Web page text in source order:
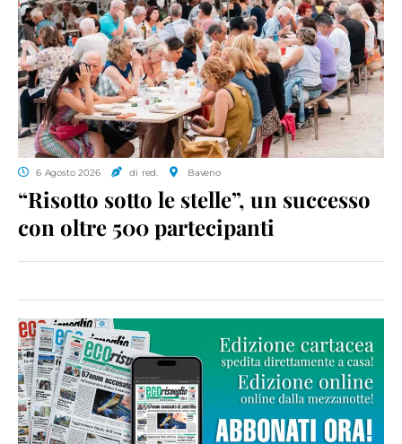
6 Agosto 2026 di red. Baveno
“Risotto sotto le stelle”, un successo
con oltre 500 partecipanti